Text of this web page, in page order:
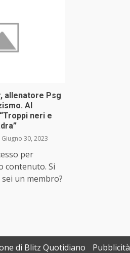
allenatore Psg
Al
neri e
Giugno 30, 2023
per
contenuto. Si
un membro?
di Blitz Quotidiano Pubblicità